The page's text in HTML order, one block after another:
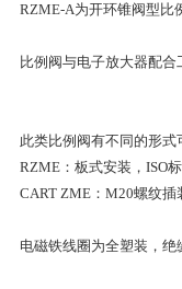
RZME-A为开环锥阀型比
比例阀与电子放大器配
此类比例阀有不同的形式
RZME：板式安装，ISO
CART ZME：M20螺纹插
电磁铁线圈为全塑装，